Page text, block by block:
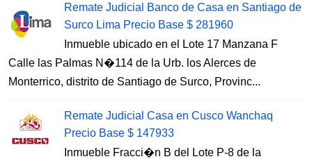
Remate Judicial Banco de Casa en Santiago de
Surco Lima Precio Base $ 281960
Inmueble ubicado en el Lote 17 Manzana F
Calle las Palmas N�114 de la Urb. los Alerces de
Monterrico, distrito de Santiago de Surco, Provinc...
Remate Judicial Casa en Cusco Wanchaq
Precio Base $ 147933
Inmueble Fracci�n B del Lote P-8 de la